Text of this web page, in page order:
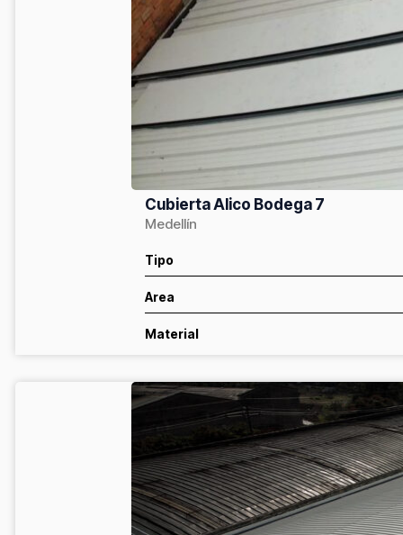
Cubierta Alico Bodega 7
Medellín
Tipo
Area
Material